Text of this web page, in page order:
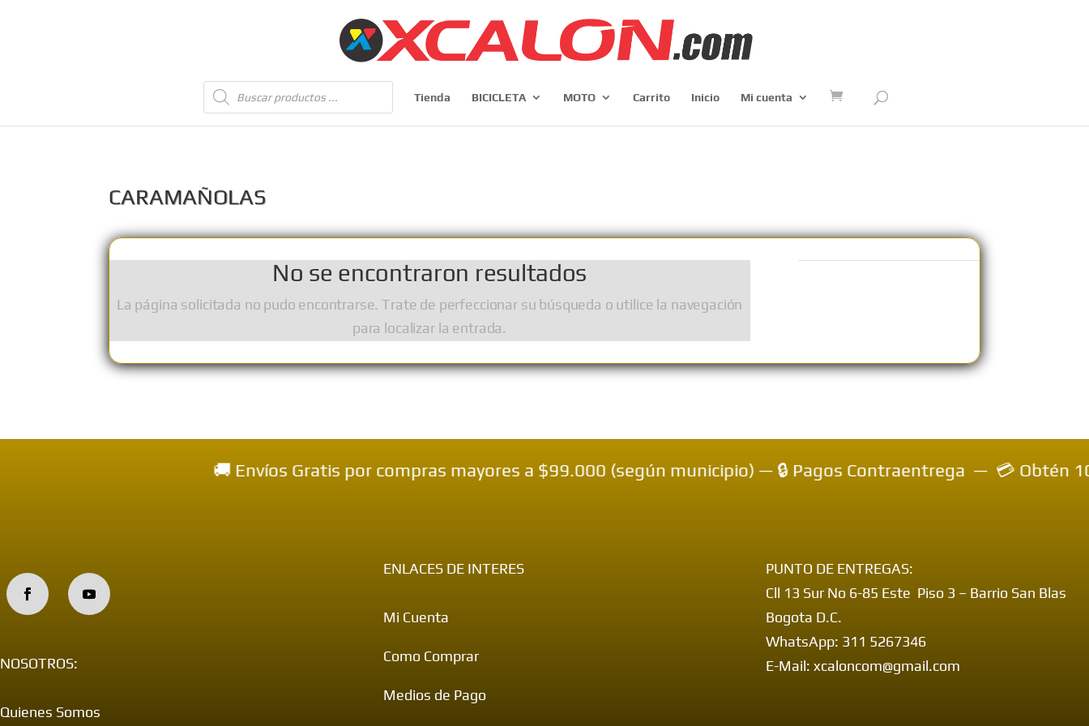
Búsqueda
de
productos
Tienda BICICLETA MOTO Carrito Inicio Mi cuenta
CARAMAÑOLAS
No se encontraron resultados
La página solicitada no pudo encontrarse. Trate de perfeccionar su búsqueda o utilice la navegación
para localizar la entrada.
🚚 Envíos Gratis por compras mayores a $99.000 (según municipio) — 🔒 Pagos Contraentrega — 💳 Obtén
NOSOTROS:
Quienes Somos
ENLACES DE INTERES
Mi Cuenta
Como Comprar
Medios de Pago
PUNTO DE ENTREGAS:
Cll 13 Sur No 6-85 Este Piso 3 – Barrio San Blas
Bogota D.C.
WhatsApp: 311 5267346
E-Mail: xcaloncom@gmail.com